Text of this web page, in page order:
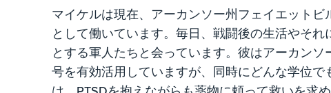
マイケルは現在、アーカンソー州フェイエット
として働いています。毎日、戦闘後の生活やそ
とする軍人たちと会っています。彼はアーカン
号を有効活用していますが、同時にどんな学位